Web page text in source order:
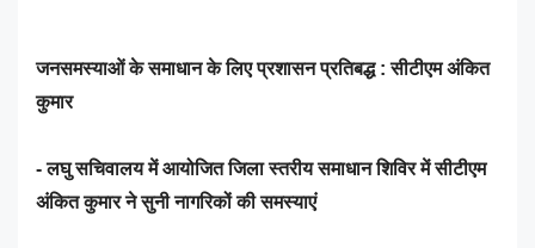
जनसमस्याओं के समाधान के लिए प्रशासन प्रतिबद्ध : सीटीएम अंकित
कुमार
- लघु सचिवालय में आयोजित जिला स्तरीय समाधान शिविर में सीटीएम
अंकित कुमार ने सुनी नागरिकों की समस्याएं